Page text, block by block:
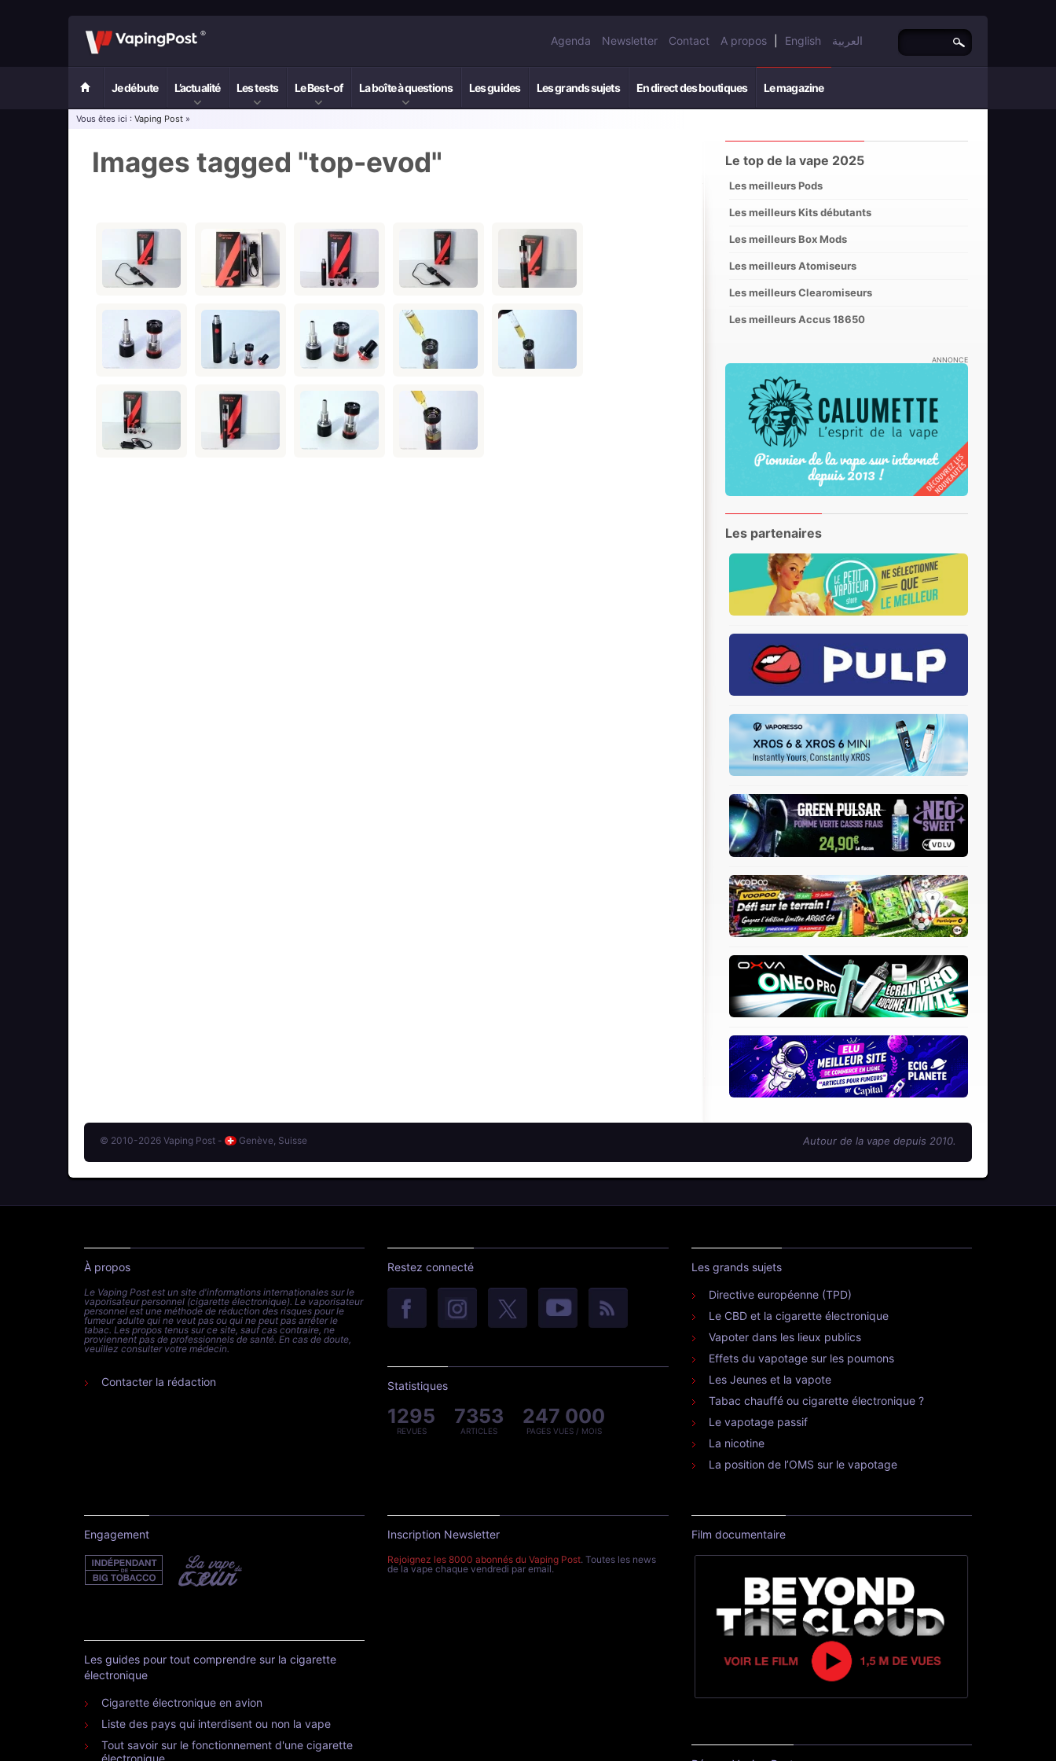
Agenda Newsletter Contact A propos English العربية
Je débute L’actualité Les tests Le Best-of La boîte à questions Les guides Les grands sujets En direct des boutiques Le magazine
Vous êtes ici : Vaping Post »
Images tagged "top-evod" Le top de la vape 2025
Les meilleurs Pods
Les meilleurs Kits débutants
Les meilleurs Box Mods
Les meilleurs Atomiseurs
Les meilleurs Clearomiseurs
Les meilleurs Accus 18650
ANNONCE
Les partenaires
© 2010-2026 Vaping Post - Genève, Suisse Autour de la vape depuis 2010.
À propos
Le Vaping Post est un site d'informations internationales sur le
vaporisateur personnel (cigarette électronique). Le vaporisateur
personnel est une méthode de réduction des risques pour le
fumeur adulte qui ne veut pas ou qui ne peut pas arrêter le
tabac. Les propos tenus sur ce site, sauf cas contraire, ne
proviennent pas de professionnels de santé. En cas de doute,
veuillez consulter votre médecin.
Contacter la rédaction
Restez connecté
Statistiques
1295
REVUES
7353
ARTICLES
247 000
PAGES VUES / MOIS
Les grands sujets
Directive européenne (TPD)
Le CBD et la cigarette électronique
Vapoter dans les lieux publics
Effets du vapotage sur les poumons
Les Jeunes et la vapote
Tabac chauffé ou cigarette électronique ?
Le vapotage passif
La nicotine
La position de l’OMS sur le vapotage
Engagement
Les guides pour tout comprendre sur la cigarette
électronique
Cigarette électronique en avion
Liste des pays qui interdisent ou non la vape
Tout savoir sur le fonctionnement d'une cigarette
électronique
Inscription Newsletter
Rejoignez les 8000 abonnés du Vaping Post. Toutes les news
de la vape chaque vendredi par email.
Film documentaire